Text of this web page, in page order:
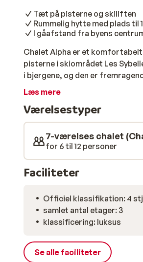
Tæt på pisterne og skiliften
Rummelig hytte med plads til
I gåafstand fra byens
Chalet Alpha er et
pisterne i skiområdet Les
i bjergene, og den er
til 12 personer. Med 6
en lækker middag i køkkenet.
ved køkkenbordet.
mindre end 100 meter væk, så
Læs mere
Værelsestyper
7-værelses chalet
for 6 til 12 personer
Faciliteter
Officiel klassifikation: 4
samlet antal etager: 3
klassificering: luksus
Se alle faciliteter